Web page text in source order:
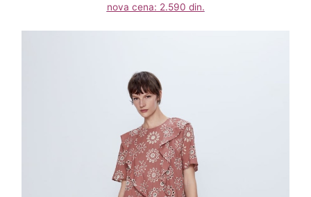
nova cena: 2.590 din.